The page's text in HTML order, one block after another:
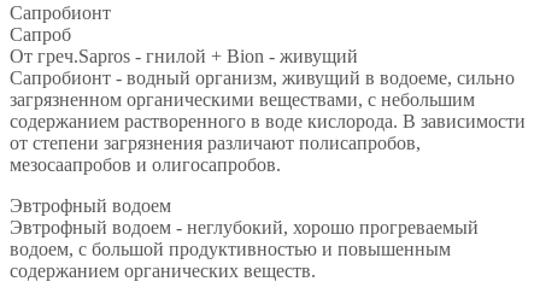
Сапробионт
Сапроб
От греч.Sapros - гнилой + Bion - живущий
Сапробионт - водный организм, живущий в водоеме, сильно
загрязненном органическими веществами, с небольшим
содержанием растворенного в воде кислорода. В зависимости
от степени загрязнения различают полисапробов,
мезосаапробов и олигосапробов.
Эвтрофный водоем
Эвтрофный водоем - неглубокий, хорошо прогреваемый
водоем, с большой продуктивностью и повышенным
содержанием органических веществ.